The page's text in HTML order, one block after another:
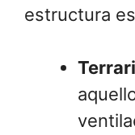
estructura